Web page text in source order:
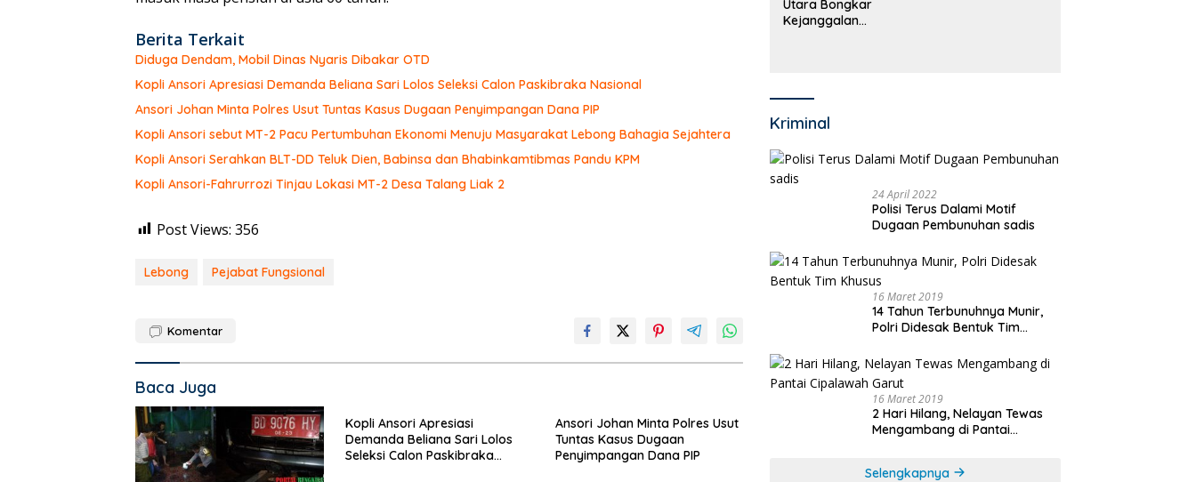
Berita Terkait
Diduga Dendam, Mobil Dinas Nyaris Dibakar OTD
Kopli Ansori Apresiasi Demanda Beliana Sari Lolos Seleksi Calon Paskibraka Nasional
Ansori Johan Minta Polres Usut Tuntas Kasus Dugaan Penyimpangan Dana PIP
Kopli Ansori sebut MT-2 Pacu Pertumbuhan Ekonomi Menuju Masyarakat Lebong Bahagia Sejahtera
Kopli Ansori Serahkan BLT-DD Teluk Dien, Babinsa dan Bhabinkamtibmas Pandu KPM
Kopli Ansori-Fahrurrozi Tinjau Lokasi MT-2 Desa Talang Liak 2
Post Views: 356
Lebong Pejabat Fungsional
Komentar
Baca Juga
Kopli Ansori Apresiasi
Demanda Beliana Sari Lolos
Seleksi Calon Paskibraka
Ansori Johan Minta Polres Usut
Tuntas Kasus Dugaan
Penyimpangan Dana PIP
Utara Bongkar
Kejanggalan
Kriminal
24 April 2022
Polisi Terus Dalami Motif
Dugaan Pembunuhan sadis
16 Maret 2019
14 Tahun Terbunuhnya Munir,
Polri Didesak Bentuk Tim
16 Maret 2019
2 Hari Hilang, Nelayan Tewas
Mengambang di Pantai
Selengkapnya